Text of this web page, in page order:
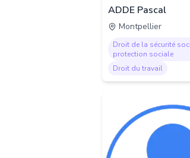
ADDE Pascal
Montpellier
Droit de la sécurité
protection sociale
Droit du travail